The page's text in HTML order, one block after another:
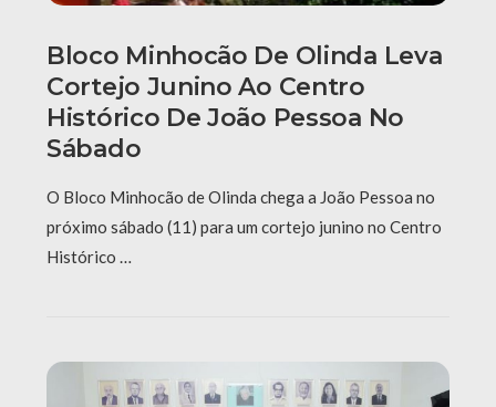
Bloco Minhocão De Olinda Leva
Cortejo Junino Ao Centro
Histórico De João Pessoa No
Sábado
O Bloco Minhocão de Olinda chega a João Pessoa no
próximo sábado (11) para um cortejo junino no Centro
Histórico …